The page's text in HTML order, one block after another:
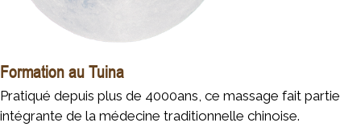
Formation au Tuina
Pratiqué depuis plus de 4000ans, ce massage fait partie
intégrante de la médecine traditionnelle chinoise.